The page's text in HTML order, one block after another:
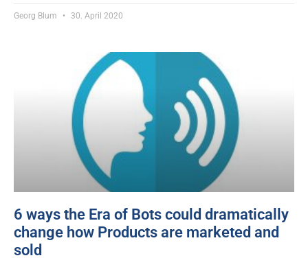
Georg Blum 30. April 2020
6 ways the Era of Bots could dramatically
change how Products are marketed and
sold